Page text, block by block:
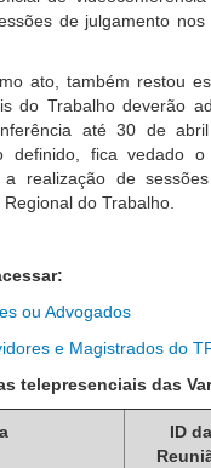
de Sessões da 2ª Turma -
das Sessões da 3ª Turma
das Sessões do Pleno e
ao Cidadão
Eventos passados
Sessões
de julgamento
também restou
do Trabalho deverão
até 30 de
definido, fica vedado
a realização de
do Trabalho.
ou Advogados
e Magistrados do
telepresenciais das
ID da